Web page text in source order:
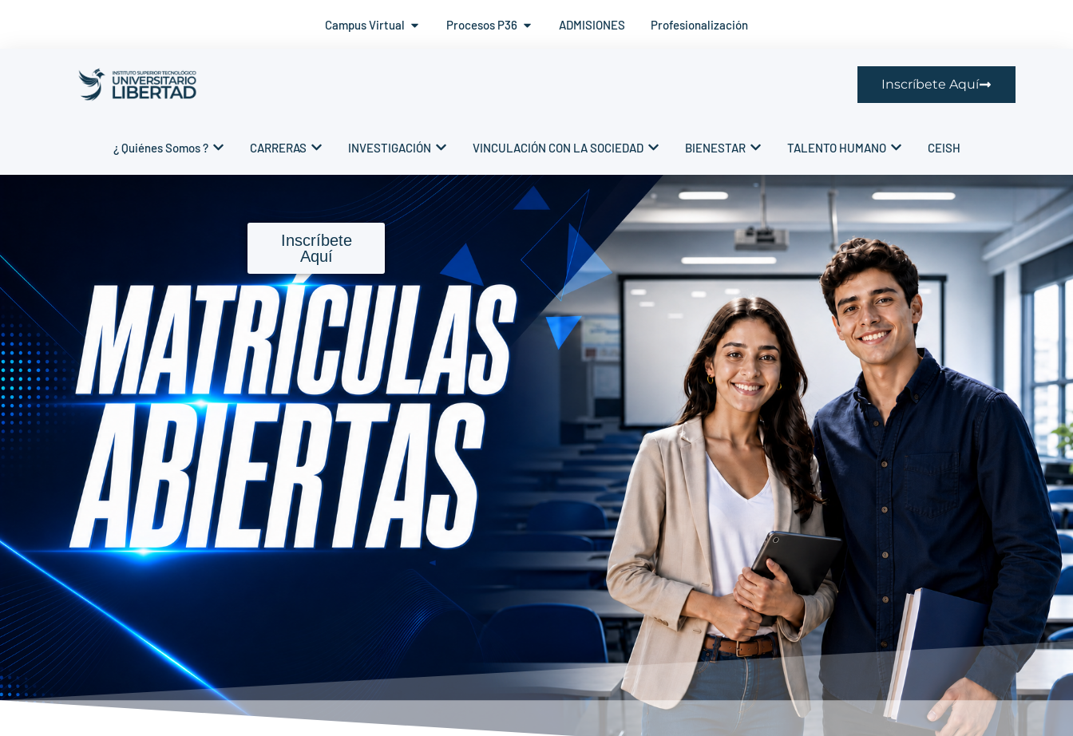
Campus Virtual Procesos P36 ADMISIONES Profesionalización
Inscríbete Aquí
¿ Quiénes Somos ? CARRERAS INVESTIGACIÓN VINCULACIÓN CON LA SOCIEDAD BIENESTAR TALENTO HUMANO CEISH
Inscríbete
Aquí